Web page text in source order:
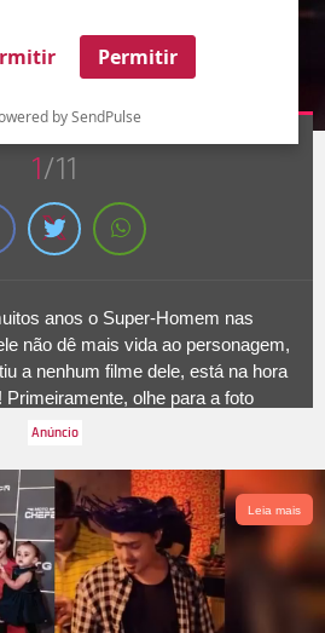
Permitir
by SendPulse
AgNews
1/11
anos o Super-Homem nas
não dê mais vida ao personagem,
a nenhum filme dele, está na hora
olhe para a foto
que rolou
te fazer mudar de ideia! Confira os
não se apaixonar pelo ator,Leia mais